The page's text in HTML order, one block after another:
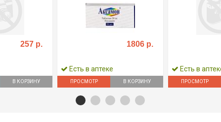
257 р.
В КОРЗИНУ
1806 р.
Есть в аптеке
ПРОСМОТР В КОРЗИНУ
Есть в
ПРОСМОТР